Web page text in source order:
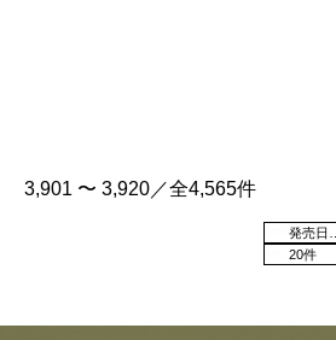
3,901 〜 3,920／全4,565件
20件